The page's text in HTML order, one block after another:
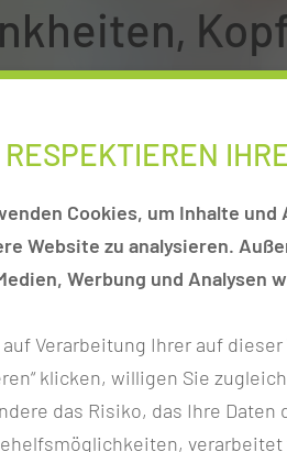
mit
an. Ziel dieser Nachsorge
Sie aber auch bei
Operation und
in kürzeren
In aller Regel verwenden
Cookies, um Inhalte
Website zu analysieren.
Werbung und Analysen
Verarbeitung Ihrer auf
klicken, willigen Sie
das Risiko, das Ihre